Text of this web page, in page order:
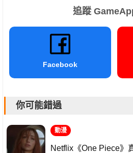
追蹤
Facebook
你可能錯過
動漫
Netflix《One Piece